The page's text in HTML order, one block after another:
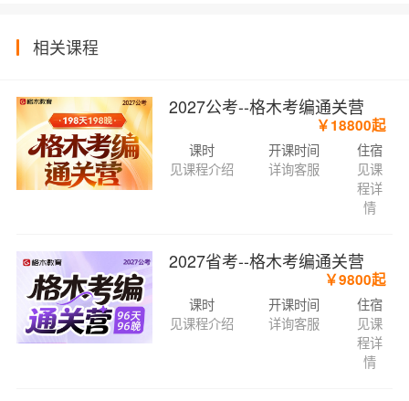
相关课程
2027公考--格木考编通关营
￥18800起
课时
见课程介绍
开课时间
详询客服
住宿
见课
程详
情
2027省考--格木考编通关营
￥9800起
课时
见课程介绍
开课时间
详询客服
住宿
见课
程详
情